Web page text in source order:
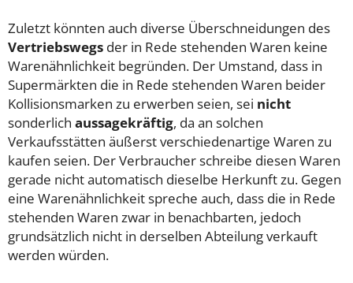
Zuletzt könnten auch diverse Überschneidungen des
Vertriebswegs der in Rede stehenden Waren keine
Warenähnlichkeit begründen. Der Umstand, dass in
Supermärkten die in Rede stehenden Waren beider
Kollisionsmarken zu erwerben seien, sei nicht
sonderlich aussagekräftig, da an solchen
Verkaufsstätten äußerst verschiedenartige Waren zu
kaufen seien. Der Verbraucher schreibe diesen Waren
gerade nicht automatisch dieselbe Herkunft zu. Gegen
eine Warenähnlichkeit spreche auch, dass die in Rede
stehenden Waren zwar in benachbarten, jedoch
grundsätzlich nicht in derselben Abteilung verkauft
werden würden.